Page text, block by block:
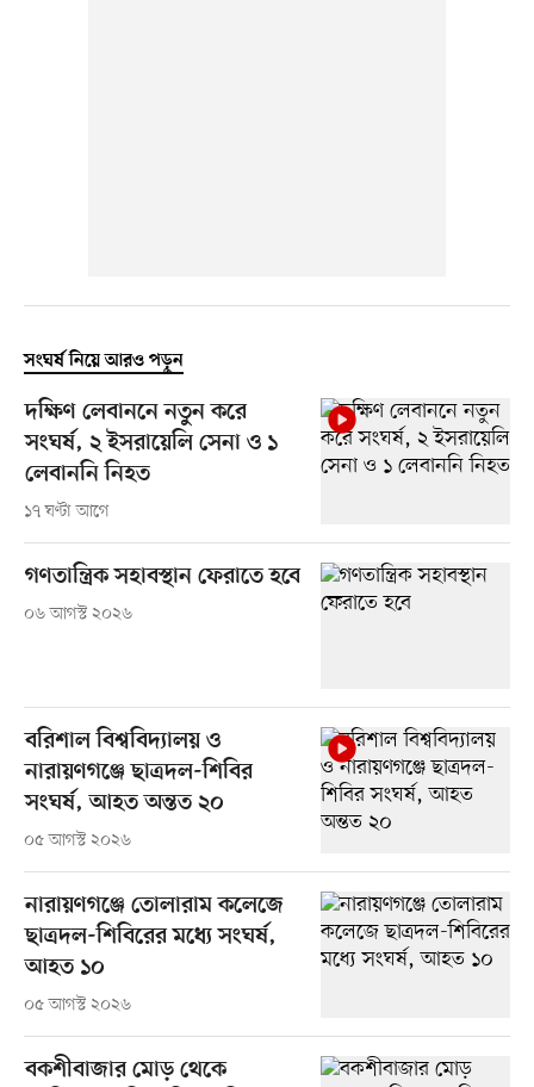
সংঘর্ষ নিয়ে আরও পড়ুন
দক্ষিণ লেবাননে নতুন করে
সংঘর্ষ, ২ ইসরায়েলি সেনা ও ১
লেবাননি নিহত
১৭ ঘণ্টা আগে
গণতান্ত্রিক সহাবস্থান ফেরাতে হবে
০৬ আগস্ট ২০২৬
বরিশাল বিশ্ববিদ্যালয় ও
নারায়ণগঞ্জে ছাত্রদল-শিবির
সংঘর্ষ, আহত অন্তত ২০
০৫ আগস্ট ২০২৬
নারায়ণগঞ্জে তোলারাম কলেজে
ছাত্রদল-শিবিরের মধ্যে সংঘর্ষ,
আহত ১০
০৫ আগস্ট ২০২৬
বকশীবাজার মোড় থেকে